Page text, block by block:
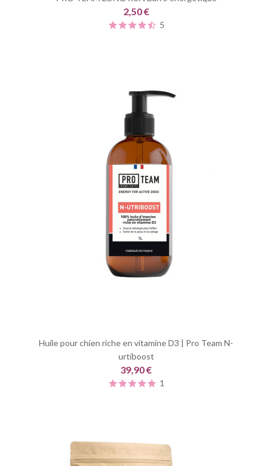
2,50 €
5
Huile pour chien riche en vitamine D3 | Pro Team N-
urtiboost
39,90 €
1